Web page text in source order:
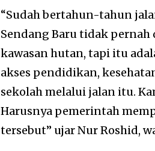
“Sudah bertahun-tahun
Sendang Baru tidak
kawasan hutan, tapi itu
akses pendidikan,
sekolah melalui jalan itu.
Harusnya pemerintah
tersebut” ujar Nur Roshid,